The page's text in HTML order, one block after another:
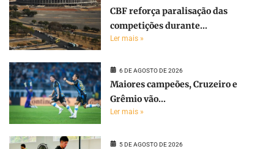
CBF reforça paralisação das
competições durante...
Ler mais »
6 DE AGOSTO DE 2026
Maiores campeões, Cruzeiro e
Grêmio vão...
Ler mais »
5 DE AGOSTO DE 2026